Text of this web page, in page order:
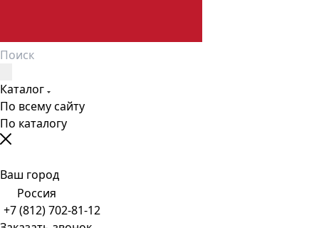
Каталог
По всему сайту
По каталогу
Ваш город
Россия
+7 (812) 702-81-12